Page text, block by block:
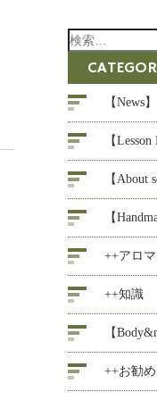
検
【News】
【Lesson
【About
【
++アロ
++知識
【
++お勧め